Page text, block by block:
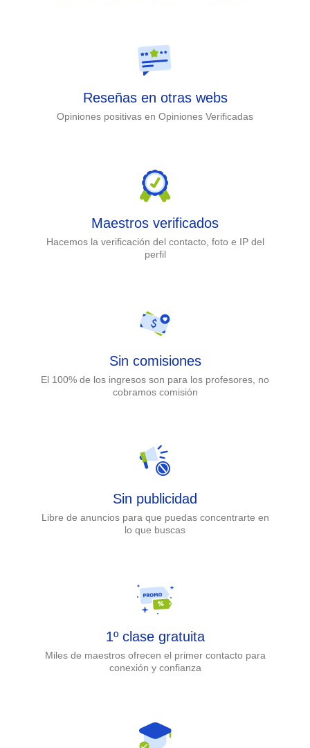
Reseñas en otras webs
Opiniones positivas en Opiniones Verificadas
Maestros verificados
Hacemos la verificación del contacto, foto e IP del
perfil
Sin comisiones
El 100% de los ingresos son para los profesores, no
cobramos comisión
Sin publicidad
Libre de anuncios para que puedas concentrarte en
lo que buscas
1º clase gratuita
Miles de maestros ofrecen el primer contacto para
conexión y confianza